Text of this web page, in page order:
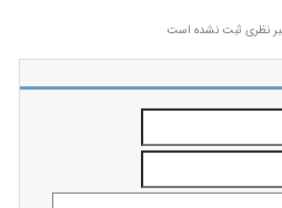
نظری ثبت نشده است